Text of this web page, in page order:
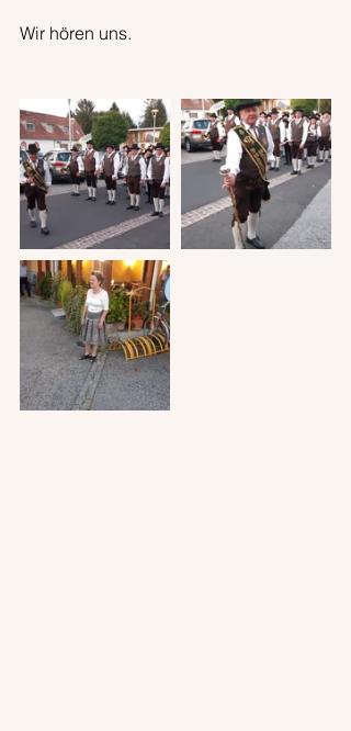
Wir hören uns.